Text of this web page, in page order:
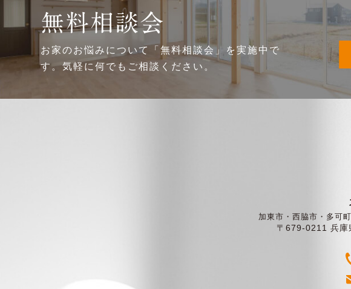
無料相談会
お家のお悩みについて「無料相談会」を実施中で
す。気軽に何でもご相談ください。
加東市・西脇市・多可
〒679-0211 兵庫